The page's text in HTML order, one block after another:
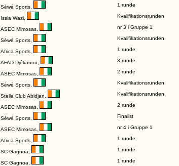
Séwé Sports
1 runde
Issia Wazi
Kvalifikationsrunden
ASEC Mimosas
nr 3 i Gruppe 1
Séwé Sports
Kvalifikationsrunden
Africa Sports
1 runde
AFAD Djékanou
3 runde
ASEC Mimosas
2 runde
Séwé Sports
Kvalifikationsrunden
Stella Club Abidjan
Kvalifikationsrunden
ASEC Mimosas
2 runde
Séwé Sports
Finalist
ASEC Mimosas
nr 4 i Gruppe 1
Africa Sports
1 runde
SC Gagnoa
1 runde
SC Gagnoa
1 runde